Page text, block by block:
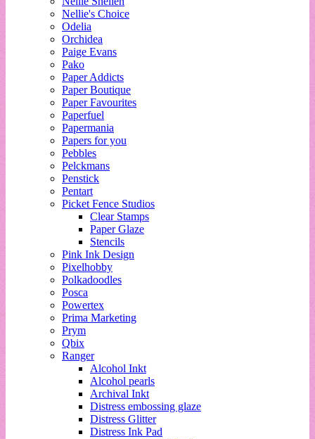
Nellie's Choice
Odelia
Orchidea
Paige Evans
Pako
Paper Addicts
Paper Boutique
Paper Favourites
Paperfuel
Papermania
Papers for you
Pebbles
Pelckmans
Penstick
Pentart
Picket Fence Studios
Clear Stamps
Paper Glaze
Stencils
Pink Ink Design
Pixelhobby
Polkadoodles
Posca
Powertex
Prima Marketing
Prym
Qbix
Ranger
Alcohol Inkt
Alcohol pearls
Archival Inkt
Distress embossing glaze
Distress Glitter
Distress Ink Pad